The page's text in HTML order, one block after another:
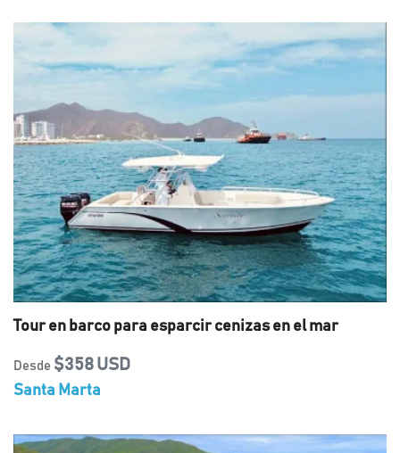
Tour en barco para esparcir cenizas en el mar
Desde $358 USD
Santa Marta